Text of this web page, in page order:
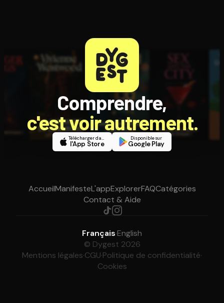
Comprendre,
c'est voir autrement.
Télécharger dans
l'App Store
Disponible sur
Google Play
AccueilManifesteL'appExplorerFAQCatégories
Contact & Aide
Français·English
© Dygest 2026
Mentions légales·CGU·Politique de confidentialité·
Cookies